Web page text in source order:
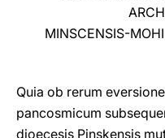
MINSCENSIS-
Quia ob rerum
pancosmicum
dioecesis Pinskensis